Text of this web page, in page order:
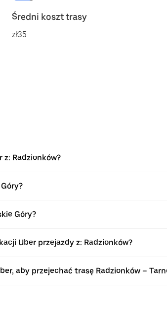
Średni koszt trasy
zł35
z: Radzionków?
Góry?
Uber przejazdy z: Radzionków?
aby przejechać trasę Radzionków –